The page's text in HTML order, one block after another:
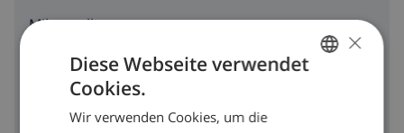
Mikrowelle
Kühlschrank
Geschirrspülmaschine
DUTCH
×
Diese Webseite verwendet
Cookies.
Wir verwenden Cookies, um die